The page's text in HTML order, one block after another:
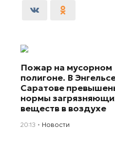
Пожар на мусорном
полигоне. В
Саратове
нормы
веществ в воздухе
20:13 Новости